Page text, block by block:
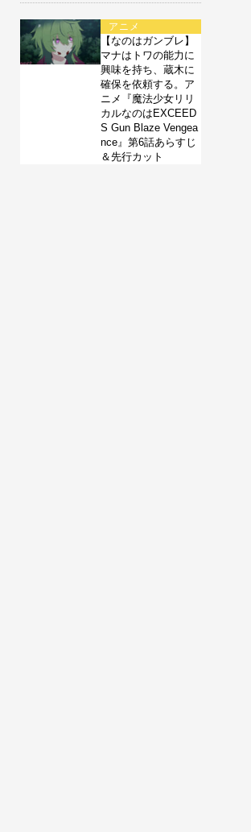
アニメ
【なのはガンブレ】
マナはトワの能力に
興味を持ち、蔵木に
確保を依頼する。ア
ニメ『魔法少女リリ
カルなのはEXCEED
S Gun Blaze Vengea
nce』第6話あらすじ
＆先行カット